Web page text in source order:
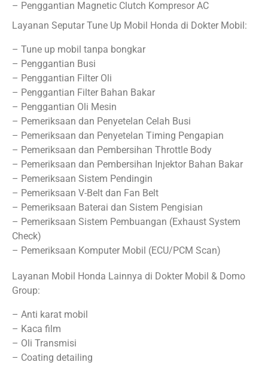
– Penggantian Magnetic Clutch Kompresor AC
Layanan Seputar Tune Up Mobil Honda di Dokter Mobil:
– Tune up mobil tanpa bongkar
– Penggantian Busi
– Penggantian Filter Oli
– Penggantian Filter Bahan Bakar
– Penggantian Oli Mesin
– Pemeriksaan dan Penyetelan Celah Busi
– Pemeriksaan dan Penyetelan Timing Pengapian
– Pemeriksaan dan Pembersihan Throttle Body
– Pemeriksaan dan Pembersihan Injektor Bahan Bakar
– Pemeriksaan Sistem Pendingin
– Pemeriksaan V-Belt dan Fan Belt
– Pemeriksaan Baterai dan Sistem Pengisian
– Pemeriksaan Sistem Pembuangan (Exhaust System
Check)
– Pemeriksaan Komputer Mobil (ECU/PCM Scan)
Layanan Mobil Honda Lainnya di Dokter Mobil & Domo
Group:
– Anti karat mobil
– Kaca film
– Oli Transmisi
– Coating detailing